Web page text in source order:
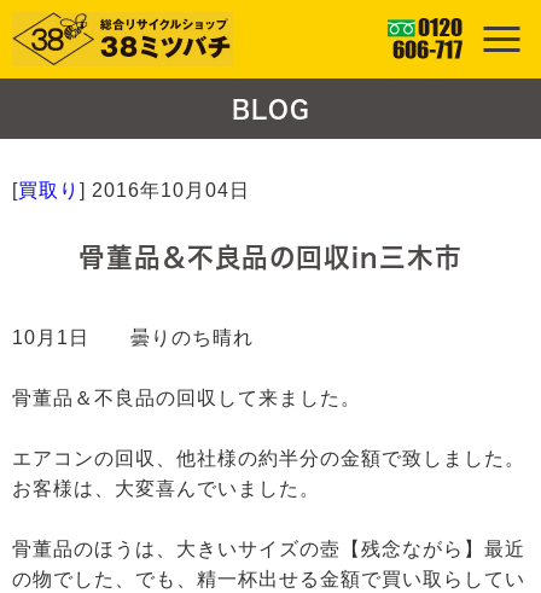
BLOG
[買取り ] 2016年10月04日
骨董品＆不良品の回収in三木市
10月1日 曇りのち晴れ
骨董品＆不良品の回収して来ました。
エアコンの回収、他社様の約半分の金額で致しました。
お客様は、大変喜んでいました。
骨董品のほうは、大きいサイズの壺【残念ながら】最近
の物でした、でも、精一杯出せる金額で買い取らしてい